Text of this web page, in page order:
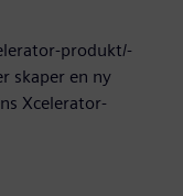
produkt/-
skaper en ny
Xcelerator-